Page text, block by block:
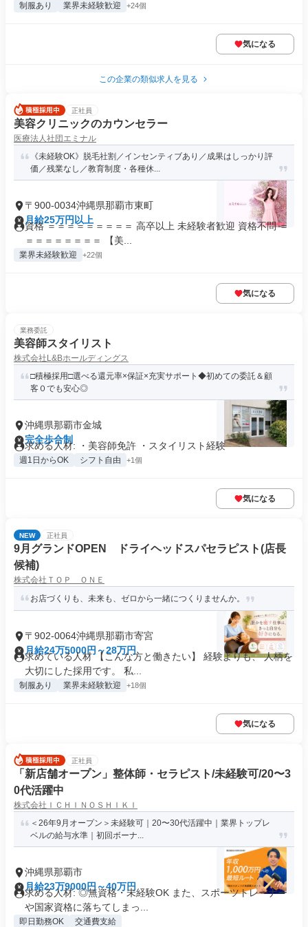
制服あり 業界未経験歓迎 +24個
気になる
この企業の類似求人を見る
正社員
美容クリニックのカウンセラー
医療法人社団エミナル
《未経験OK》脱毛社割／インセンティブあり／成果はしっかり評
価／残業なし／教育制度・各種休...
〒900-0034沖縄県那覇市東町
月給25万円以上
資格 ＝＝＝＝＝＝＝＝＝ 高卒以上 未経験者歓迎 資格不問 ＝
＝＝＝＝＝＝＝＝ 【美...
業界未経験歓迎 +22個
気になる
業務委託
美容師スタイリスト
株式会社L&Bホールディングス
□積極採用□選べる還元率×保証×充実サポート◆初めての委託＆顧
客０でも安心◎
沖縄県那覇市金城
完全歩合制
求める人材: ・美容師免許 ・スタイリスト経験
週1日からOK シフト自由 +1個
気になる
NEW 正社員
9月グランドOPEN ドライヘッドスパセラピスト(店長
候補)
株式会社ＴＯＰ ＯＮＥ
お店づくりも、未来も、ゼロから一緒につくりませんか。
〒902-0064沖縄県那覇市寄宮
月給24万5000円～28万円
求めている人材 【こんな方と働きたい】 経験よりも、 人柄を
大切にした採用です。 私...
制服あり 業界未経験歓迎 +18個
気になる
正社員
「新店舗オープン」整体師・セラピスト/未経験可/20〜3
0代活躍中
株式会社ＩＣＨＩＮＯＳＨＩＫＩ
＜26年9月オープン＞未経験可｜20〜30代活躍中｜業界トップレ
ベルの給与水準｜初回ボーナ...
沖縄県那覇市
月給23万9000円～40万円
求める人材: ◎無資格・未経験OK また、スポーツトレーナー
や国家資格に落ちてしまっ...
即日勤務OK 交通費支給